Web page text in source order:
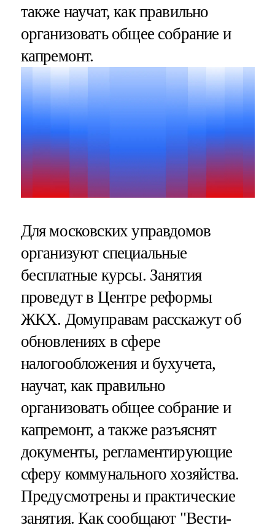
также научат, как правильно
организовать общее собрание и
капремонт.
Для московских управдомов
организуют специальные
бесплатные курсы. Занятия
проведут в Центре реформы
ЖКХ. Домуправам расскажут об
обновлениях в сфере
налогообложения и бухучета,
научат, как правильно
организовать общее собрание и
капремонт, а также разъяснят
документы, регламентирующие
сферу коммунального хозяйства.
Предусмотрены и практические
занятия. Как сообщают "Вести-